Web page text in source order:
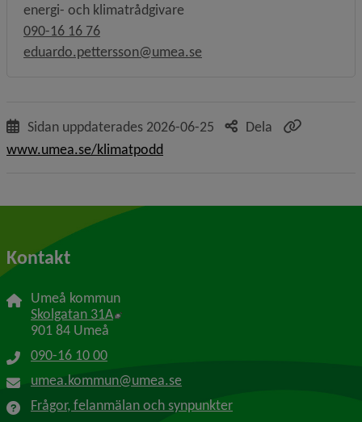
energi- och klimatrådgivare
090-16 16 76
eduardo.pettersson@umea.se
Sidan uppdaterades 2026-06-25
Dela
www.umea.se/klimatpodd
Kontakt
Umeå kommun
Skolgatan 31A Länk till annan webbplats, öppnas i nytt
901 84 Umeå
090-16 10 00
umea.kommun@umea.se
Frågor, felanmälan och synpunkter